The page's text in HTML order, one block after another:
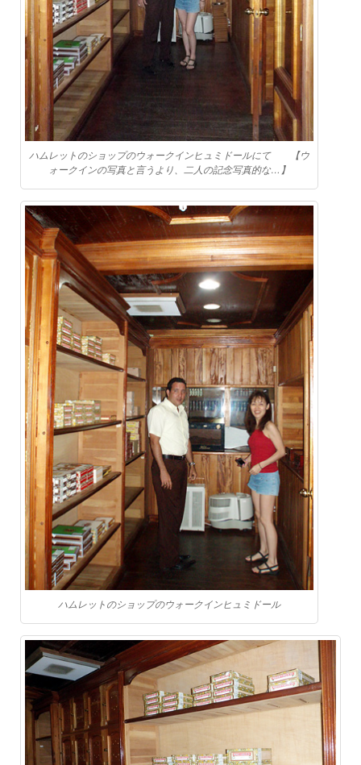
ハムレットのショップのウォークインヒュミドールにて 【ウ
ォークインの写真と言うより、二人の記念写真的な…】
ハムレットのショップのウォークインヒュミドール